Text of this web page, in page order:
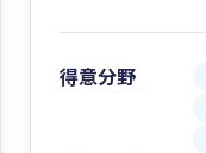
得意分野